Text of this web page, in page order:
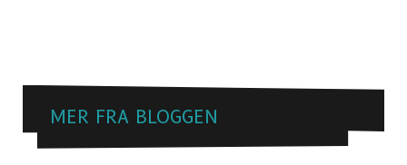
MER FRA BLOGGEN